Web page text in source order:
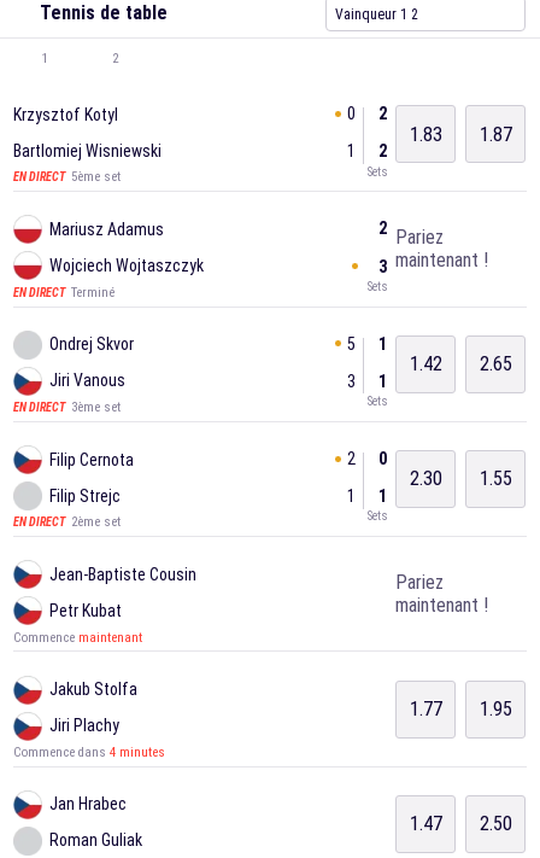
Tennis de table Vainqueur 1 2
1 2
Krzysztof Kotyl
Bartlomiej Wisniewski
EN DIRECT 5ème set
0
1
2
2
Sets
1.83 1.87
Mariusz Adamus
Wojciech Wojtaszczyk
EN DIRECT Terminé
2
3
Sets
Pariez
maintenant !
Ondrej Skvor
Jiri Vanous
EN DIRECT 3ème set
5
3
1
1
Sets
1.42 2.65
Filip Cernota
Filip Strejc
EN DIRECT 2ème set
2
1
0
1
Sets
2.30 1.55
Jean-Baptiste Cousin
Petr Kubat
Commence maintenant
Pariez
maintenant !
Jakub Stolfa
Jiri Plachy
Commence dans4 minutes
1.77 1.95
Jan Hrabec
Roman Guliak
1.47 2.50